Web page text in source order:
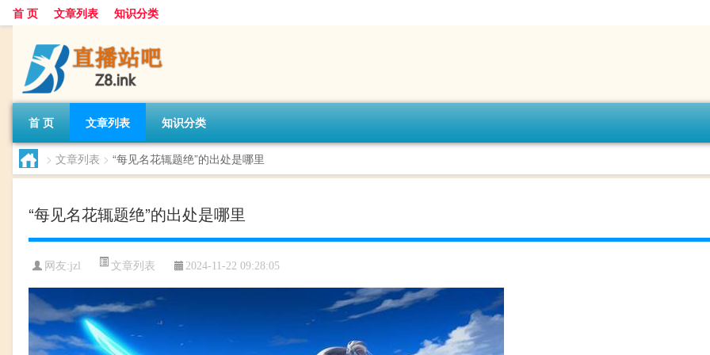
首 页 文章列表 知识分类
首 页 文章列表 知识分类
> 文章列表 > “每见名花辄题绝”的出处是哪里
“每见名花辄题绝”的出处是哪里
网友:jzl 文章列表 2024-11-22 09:28:05